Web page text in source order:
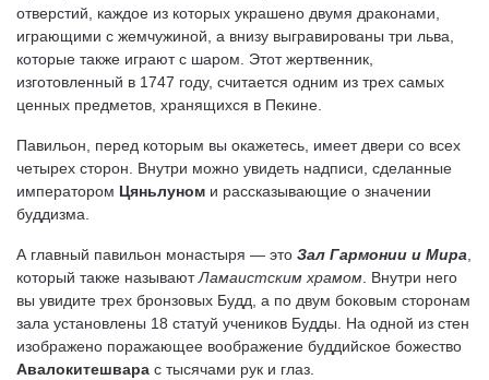
отверстий, каждое из которых украшено двумя драконами,
играющими с жемчужиной, а внизу выгравированы три льва,
которые также играют с шаром. Этот жертвенник,
изготовленный в 1747 году, считается одним из трех самых
ценных предметов, хранящихся в Пекине.
Павильон, перед которым вы окажетесь, имеет двери со всех
четырех сторон. Внутри можно увидеть надписи, сделанные
императором Цяньлуном и рассказывающие о значении
буддизма.
А главный павильон монастыря — это Зал Гармонии и Мира
который также называютЛамаистским храмом . Внутри него
вы увидите трех бронзовых Будд, а по двум боковым сторонам
зала установлены 18 статуй учеников Будды. На одной из стен
изображено поражающее воображение буддийское божество
Авалокитешвара с тысячами рук и глаз.